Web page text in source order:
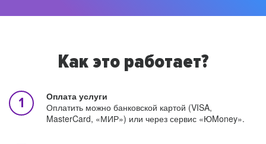
Как это работает?
Оплата услуги
Оплатить можно банковской картой (VISA,
MasterCard, «МИР») или через сервис «ЮMoney».